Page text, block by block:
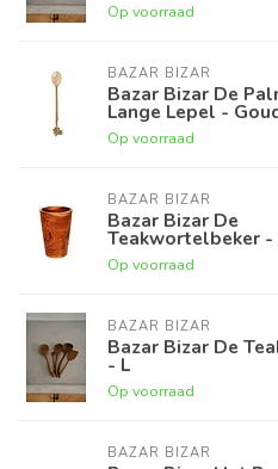
Op voorraad
BAZAR BIZAR
Bazar Bizar De
Lange Lepel -
Op voorraad
BAZAR BIZAR
Bazar Bizar De
Teakwortelbeker -
Op voorraad
BAZAR BIZAR
Bazar Bizar De
- L
Op voorraad
BAZAR BIZAR